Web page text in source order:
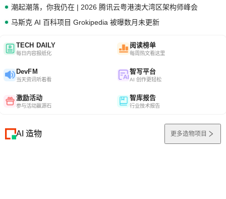
潮起潮落，你我仍在 | 2026 腾讯云粤港澳大湾区架构师峰会
马斯克 AI 百科项目 Grokipedia 被曝数月未更新
TECH DAILY
每日内容报纸化
阅读榜单
每周热文看这里
DevFM
当天资讯听着看
智写平台
AI 创作更轻松
激励活动
参与活动赢源石
智库报告
行业技术报告
AI 造物 更多造物项目